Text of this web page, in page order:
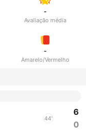
-
Avaliação média
-
Amarelo/Vermelho
44'
6
0